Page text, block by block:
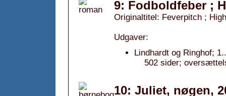
9: Fodboldfeber ;
Originaltitel: Feverpitch ;
Udgaver:
Lindhardt og Ringhof;
502 sider;
10: Juliet, nøgen,